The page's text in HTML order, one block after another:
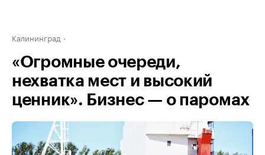
Калининград
«Огромные очереди,
нехватка мест и высокий
ценник». Бизнес — о паромах